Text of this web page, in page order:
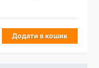
Додати в кошик